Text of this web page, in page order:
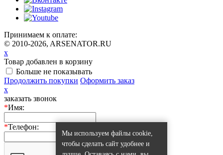
Мы используем файлы cookie,
чтобы сделать сайт удобнее и
Принимаем к оплате:
© 2010-2026, ARSENATOR.RU
x
Товар добавлен в корзину
Больше не показывать
Продолжить покупки Оформить заказ
x
заказать звонок
*Имя:
*Телефон: